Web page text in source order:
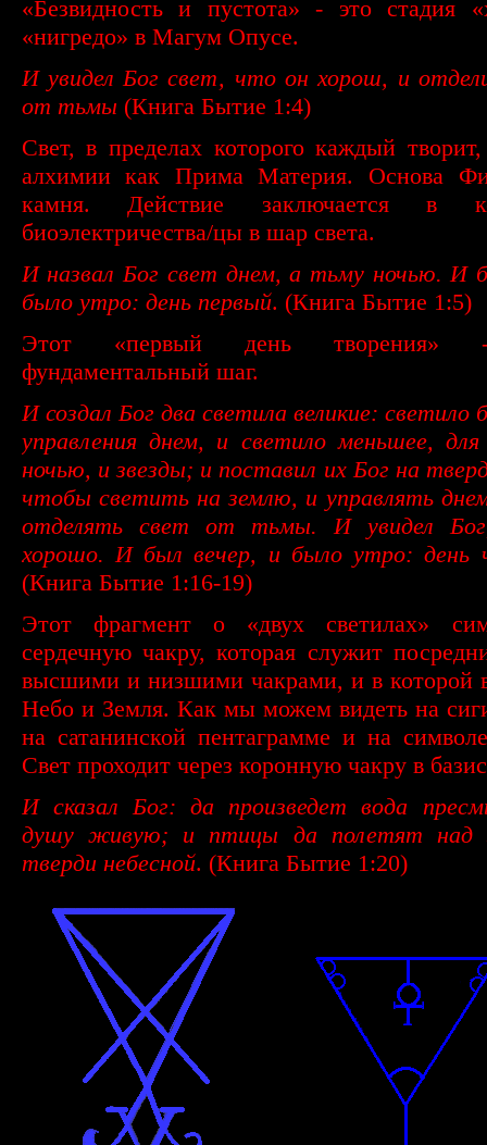
«Безвидность и пустота» - это стадия
«нигредо» в Магум Опусе.
И увидел Бог свет, что он хорош, и
от тьмы (Книга Бытие 1:4)
Свет, в пределах которого каждый
алхимии как Прима Материя. Основа
камня. Действие заключается в
биоэлектричества/цы в шар света.
И назвал Бог свет днем, а тьму ночью. И
было утро: день первый. (Книга Бытие 1:5)
Этот «первый день творения»
фундаментальный шаг.
И создал Бог два светила великие: светило
управления днем, и светило меньшее, для
ночью, и звезды; и поставил их Бог на
чтобы светить на землю, и управлять
отделять свет от тьмы. И увидел
хорошо. И был вечер, и было утро: день
(Книга Бытие 1:16-19)
Этот фрагмент о «двух светилах»
сердечную чакру, которая служит
высшими и низшими чакрами, и в которой
Небо и Земля. Как мы можем видеть на
на сатанинской пентаграмме и на
Свет проходит через коронную чакру в
И сказал Бог: да произведет вода
душу живую; и птицы да полетят над
тверди небесной. (Книга Бытие 1:20)